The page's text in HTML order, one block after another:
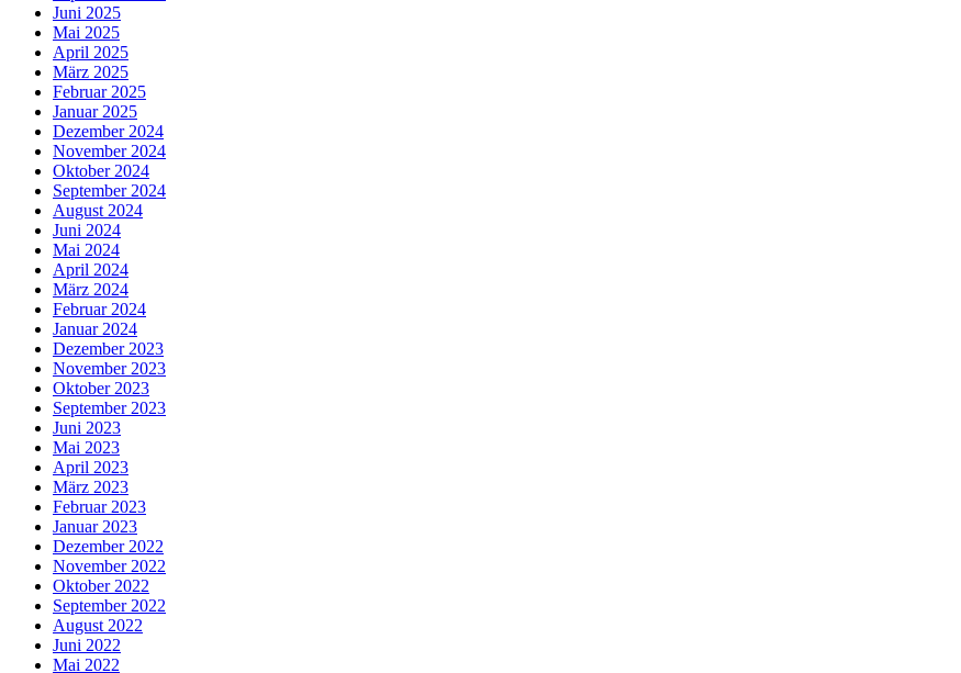
Juni 2025
Mai 2025
April 2025
März 2025
Februar 2025
Januar 2025
Dezember 2024
November 2024
Oktober 2024
September 2024
August 2024
Juni 2024
Mai 2024
April 2024
März 2024
Februar 2024
Januar 2024
Dezember 2023
November 2023
Oktober 2023
September 2023
Juni 2023
Mai 2023
April 2023
März 2023
Februar 2023
Januar 2023
Dezember 2022
November 2022
Oktober 2022
September 2022
August 2022
Juni 2022
Mai 2022